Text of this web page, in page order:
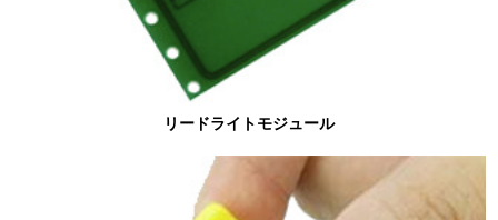
リードライトモジュール